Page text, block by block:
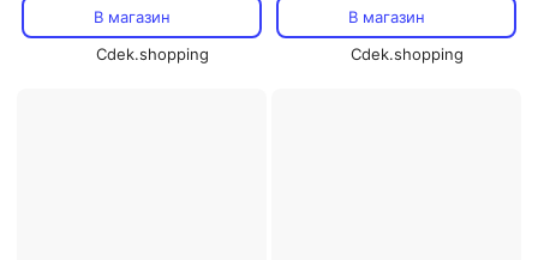
В магазин
Cdek.shopping
GreenleafВ магазин
Cdek.shopping